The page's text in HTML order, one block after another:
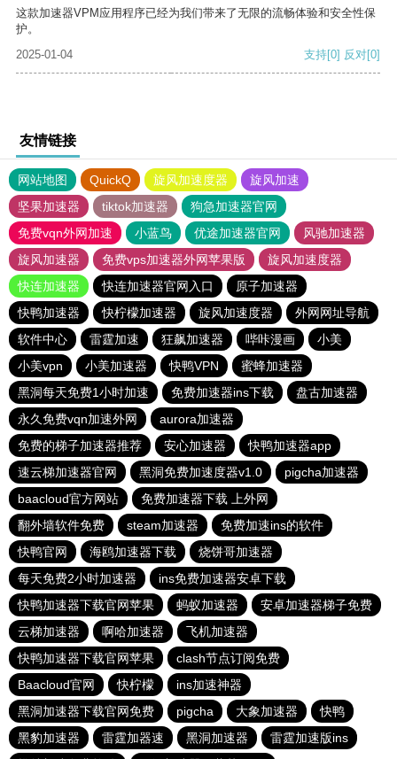
这款加速器VPM应用程序已经为我们带来了无限的流畅体验和安全性保
护。
2025-01-04
支持[0] 反对[0]
友情链接
网站地图 QuickQ 旋风加速度器
旋风加速
坚果加速器
tiktok加速器
狗急加速器官网
免费vqn外网加速
小蓝鸟 优途加速器官网
风驰加速器
旋风加速器
免费vps加速器外网苹果版
旋风加速度器
快连加速器
快连加速器官网入口
原子加速器
快鸭加速器
快柠檬加速器 旋风加速度器
外网网址导航
软件中心
雷霆加速 狂飙加速器 哔咔漫画
小美
小美vpn
小美加速器 快鸭VPN
蜜蜂加速器
黑洞每天免费1小时加速
免费加速器ins下载
盘古加速器
永久免费vqn加速外网
aurora加速器
免费的梯子加速器推荐
安心加速器
快鸭加速器app
速云梯加速器官网
黑洞免费加速度器v1.0
pigcha加速器
baacloud官方网站
免费加速器下载 上外网
翻外墙软件免费
steam加速器
免费加速ins的软件
快鸭官网
海鸥加速器下载
烧饼哥加速器
每天免费2小时加速器
ins免费加速器安卓下载
快鸭加速器下载官网苹果
蚂蚁加速器
安卓加速器梯子免费
云梯加速器
啊哈加速器
飞机加速器
快鸭加速器下载官网苹果
clash节点订阅免费
Baacloud官网
快柠檬
ins加速神器
黑洞加速器下载官网免费
pigcha 大象加速器
快鸭
黑豹加速器
雷霆加器速 黑洞加速器
雷霆加速版ins